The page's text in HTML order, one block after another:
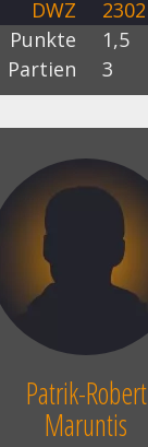
DWZ
2302
Punkte
1,5
Partien
3
Patrik-Robert
Maruntis